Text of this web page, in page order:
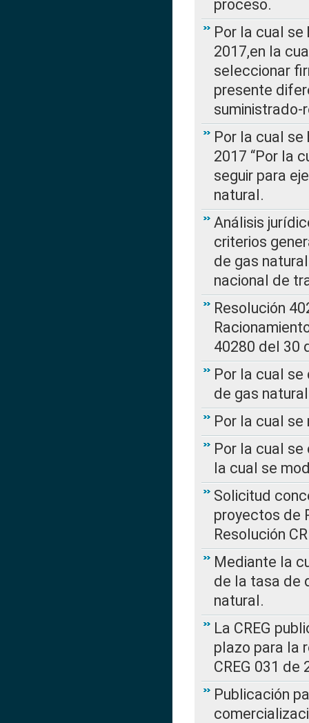
proceso.
Por la cual se
2017,en la
seleccionar
presente
Por la cual se
2017 “Por la
seguir para
natural.
Análisis
criterios
de gas
nacional de
Resolución
40280 del 30
Por la cual
de gas natural
Por la cual se
Por la cual se
la cual se
Solicitud
proyectos de
Resolución
Mediante la
de la tasa de
natural.
La CREG
plazo para la
CREG 031 de
Publicación